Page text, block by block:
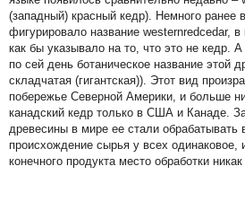
(западный) красный кедр). Немного ранее
фигурировало название westernredcedar,
как бы указывало на то, что это не кедр.
по сей день ботаническое название этой
складчатая (гигантская)). Этот вид
побережье Северной Америки, и больше
канадский кедр только в США и Канаде.
древесины в мире ее стали обрабатывать
происхождение сырья у всех одинаковое,
конечного продукта место обработки